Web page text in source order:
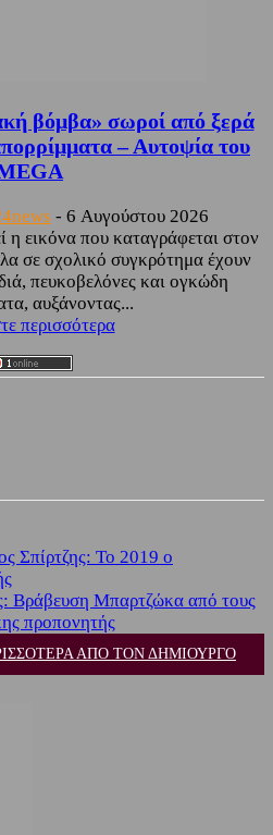
βόμβα» σωροί από ξερά
– Αυτοψία του
- 6 Αυγούστου 2026
η εικόνα που καταγράφεται στον
σε σχολικό συγκρότημα έχουν
πευκοβελόνες και ογκώδη
αυξάνοντας...
περισσότερα
Σπίρτζης: Το 2019 ο
Βράβευση Μπαρτζώκα από τους
προπονητής
ΑΠΟ ΤΟΝ ΔΗΜΙΟΥΡΓΟ